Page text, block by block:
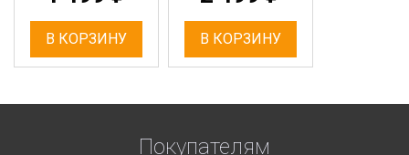
В КОРЗИНУ В КОРЗИНУ
Покупателям